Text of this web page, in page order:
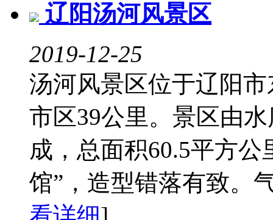
辽阳汤河风景区
2019-12-25
汤河风景区位于辽阳
市区39公里。景区由
成，总面积60.5平方
馆”，造型错落有致。